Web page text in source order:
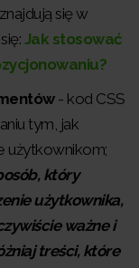
się w
Jak stosować
- kod CSS
tym, jak
użytkownikom;
który
użytkownika,
ważne i
treści, które